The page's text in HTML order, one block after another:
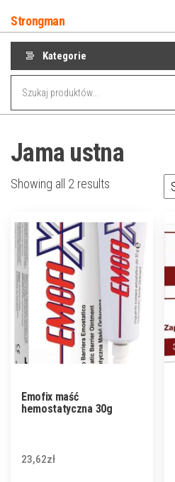
do
treści
Strongman
Kategorie
Jama ustna
Showing all 2 results
Emofix maść
hemostatyczna 30g
23,62zł